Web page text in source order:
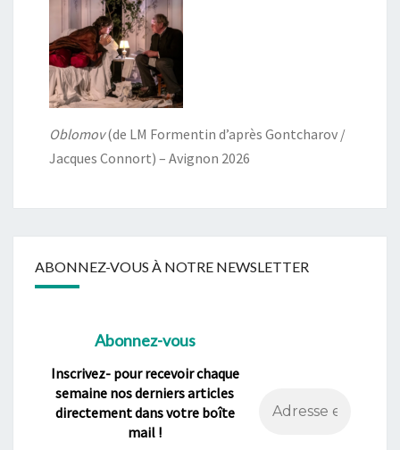
Oblomov(de LM Formentin d’après Gontcharov /
Jacques Connort) – Avignon 2026
ABONNEZ-VOUS À NOTRE NEWSLETTER
Abonnez-vous
Inscrivez- pour recevoir chaque
semaine nos derniers articles
directement dans votre boîte
mail !